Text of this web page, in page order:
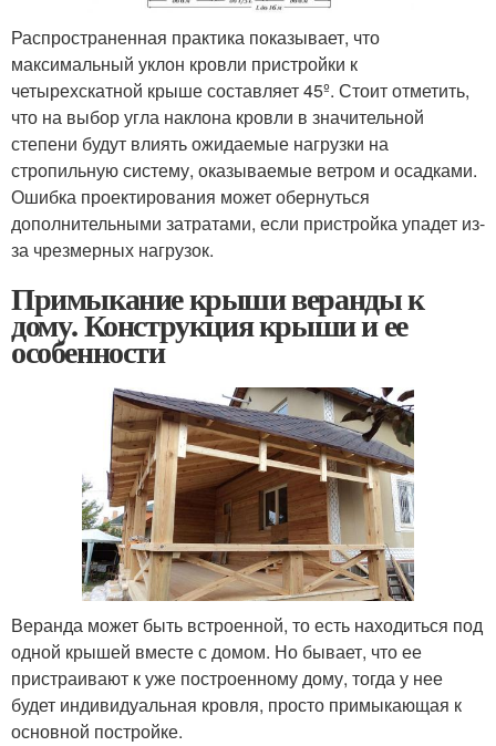
Распространенная практика показывает, что
максимальный уклон кровли пристройки к
четырехскатной крыше составляет 45º. Стоит отметить,
что на выбор угла наклона кровли в значительной
степени будут влиять ожидаемые нагрузки на
стропильную систему, оказываемые ветром и осадками.
Ошибка проектирования может обернуться
дополнительными затратами, если пристройка упадет из-
за чрезмерных нагрузок.
Примыкание крыши веранды к
дому. Конструкция крыши и ее
особенности
Веранда может быть встроенной, то есть находиться под
одной крышей вместе с домом. Но бывает, что ее
пристраивают к уже построенному дому, тогда у нее
будет индивидуальная кровля, просто примыкающая к
основной постройке.